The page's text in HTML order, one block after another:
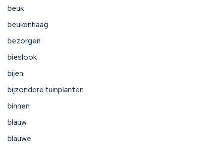
beuk
beukenhaag
bezorgen
bieslook
bijen
bijzondere tuinplanten
binnen
blauw
blauwe